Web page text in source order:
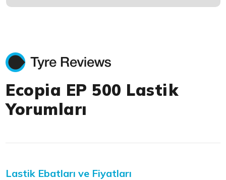
Ecopia EP 500 Lastik
Yorumları
Lastik Ebatları ve Fiyatları